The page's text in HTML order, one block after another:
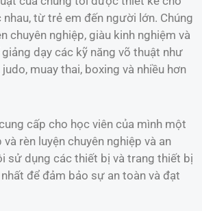
từ trẻ em đến người lớn. Chúng
chuyên nghiệp, giàu kinh nghiệm và
dạy các kỹ năng võ thuật như
muay thai, boxing và nhiều hơn
cấp cho học viên của mình một
rèn luyện chuyên nghiệp và an
sử dụng các thiết bị và trang thiết bị
nhất để đảm bảo sự an toàn và đạt